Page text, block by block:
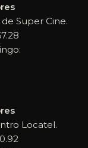
Super Cine.
Locatel.